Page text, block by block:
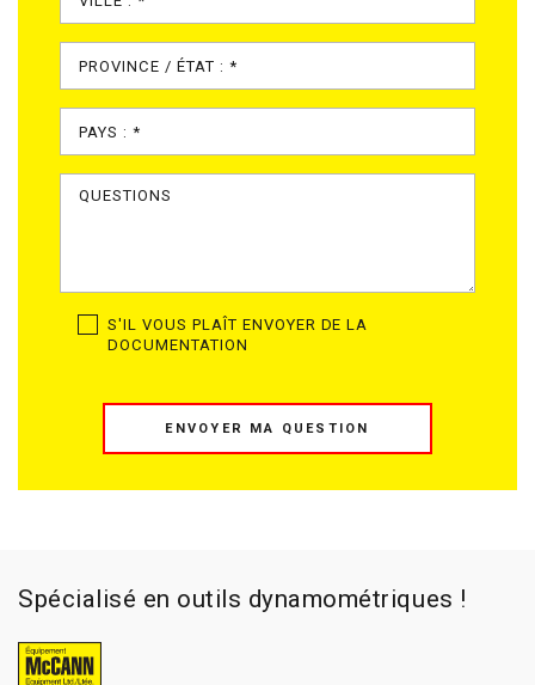
S'IL VOUS PLAÎT ENVOYER DE LA
DOCUMENTATION
ENVOYER MA QUESTION
Spécialisé en outils dynamométriques !